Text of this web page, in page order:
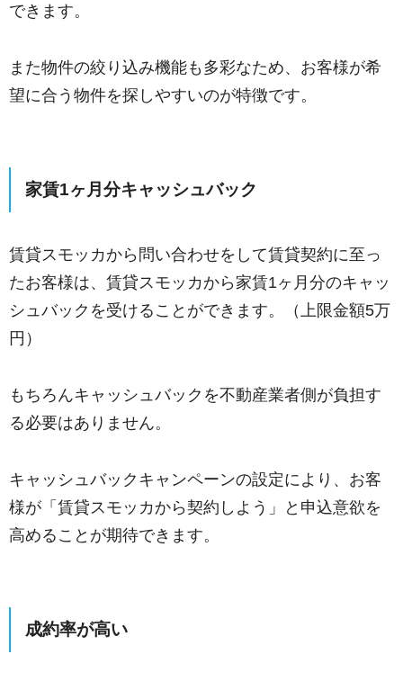
できます。
また物件の絞り込み機能も多彩なため、お客様が希
望に合う物件を探しやすいのが特徴です。
家賃1ヶ月分キャッシュバック
賃貸スモッカから問い合わせをして賃貸契約に至っ
たお客様は、賃貸スモッカから家賃1ヶ月分のキャッ
シュバックを受けることができます。（上限金額5万
円）
もちろんキャッシュバックを不動産業者側が負担す
る必要はありません。
キャッシュバックキャンペーンの設定により、お客
様が「賃貸スモッカから契約しよう」と申込意欲を
高めることが期待できます。
成約率が高い